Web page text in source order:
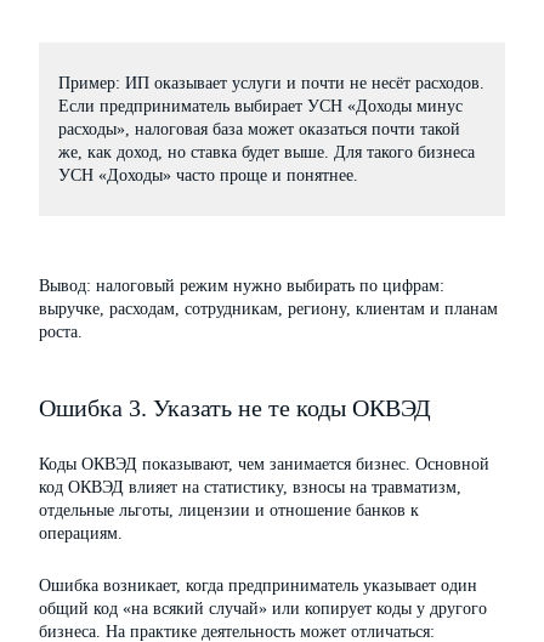
Пример: ИП оказывает услуги и почти не несёт расходов.
Если предприниматель выбирает УСН «Доходы минус
расходы», налоговая база может оказаться почти такой
же, как доход, но ставка будет выше. Для такого бизнеса
УСН «Доходы» часто проще и понятнее.
Вывод: налоговый режим нужно выбирать по цифрам:
выручке, расходам, сотрудникам, региону, клиентам и планам
роста.
Ошибка 3. Указать не те коды ОКВЭД
Коды ОКВЭД показывают, чем занимается бизнес. Основной
код ОКВЭД влияет на статистику, взносы на травматизм,
отдельные льготы, лицензии и отношение банков к
операциям.
Ошибка возникает, когда предприниматель указывает один
общий код «на всякий случай» или копирует коды у другого
бизнеса. На практике деятельность может отличаться: